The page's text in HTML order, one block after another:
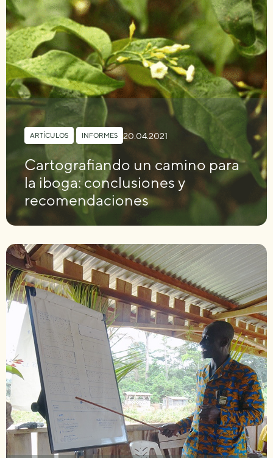
ARTÍCULOS INFORMES 20.04.2021
Cartografiando un camino para
la iboga: conclusiones y
recomendaciones